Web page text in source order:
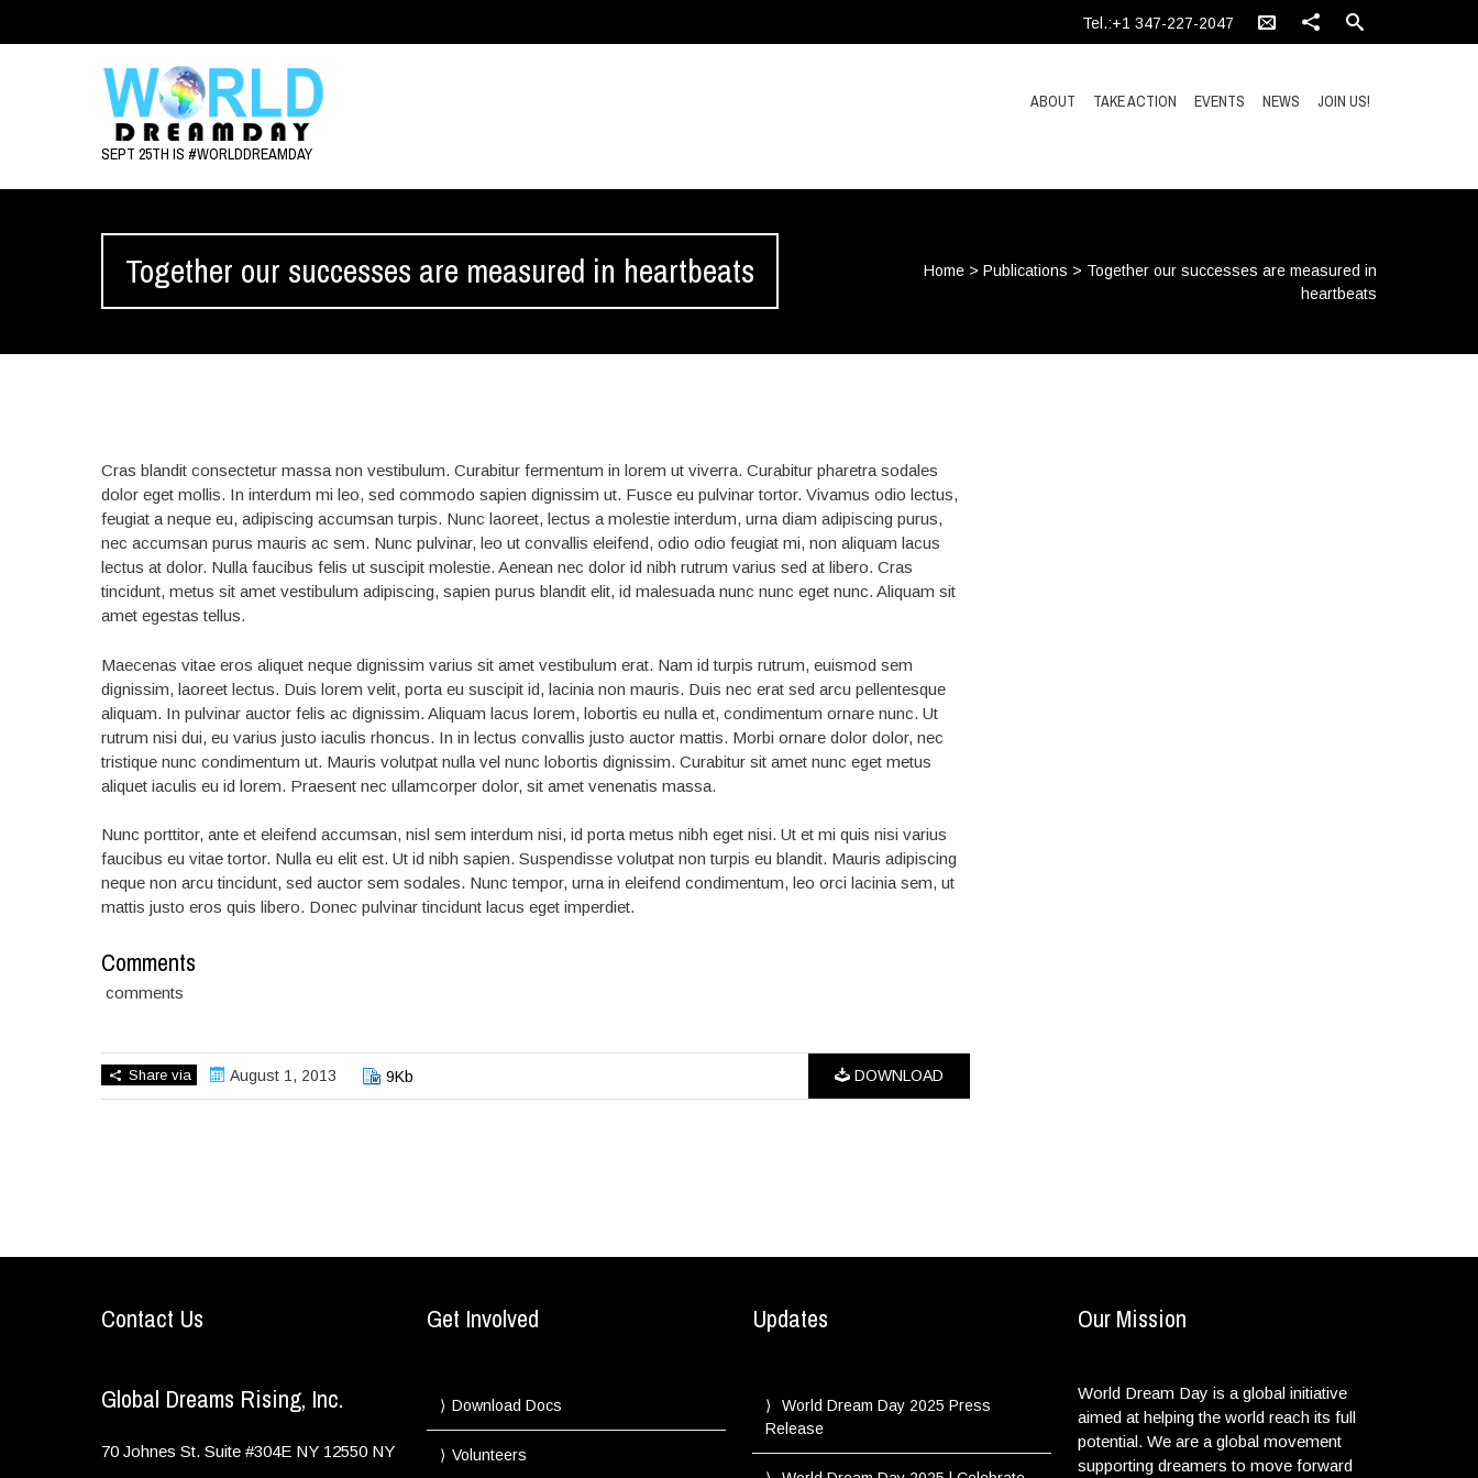
Tel.:+1 347-227-2047
SEPT 25TH IS #WORLDDREAMDAY
ABOUT TAKE ACTION EVENTS NEWS JOIN US!
Together our successes are measured in heartbeats Home >Publications > Together our successes are measured in
heartbeats
Cras blandit consectetur massa non vestibulum. Curabitur fermentum in lorem ut viverra. Curabitur pharetra sodales
dolor eget mollis. In interdum mi leo, sed commodo sapien dignissim ut. Fusce eu pulvinar tortor. Vivamus odio lectus,
feugiat a neque eu, adipiscing accumsan turpis. Nunc laoreet, lectus a molestie interdum, urna diam adipiscing purus,
nec accumsan purus mauris ac sem. Nunc pulvinar, leo ut convallis eleifend, odio odio feugiat mi, non aliquam lacus
lectus at dolor. Nulla faucibus felis ut suscipit molestie. Aenean nec dolor id nibh rutrum varius sed at libero. Cras
tincidunt, metus sit amet vestibulum adipiscing, sapien purus blandit elit, id malesuada nunc nunc eget nunc. Aliquam sit
amet egestas tellus.
Maecenas vitae eros aliquet neque dignissim varius sit amet vestibulum erat. Nam id turpis rutrum, euismod sem
dignissim, laoreet lectus. Duis lorem velit, porta eu suscipit id, lacinia non mauris. Duis nec erat sed arcu pellentesque
aliquam. In pulvinar auctor felis ac dignissim. Aliquam lacus lorem, lobortis eu nulla et, condimentum ornare nunc. Ut
rutrum nisi dui, eu varius justo iaculis rhoncus. In in lectus convallis justo auctor mattis. Morbi ornare dolor dolor, nec
tristique nunc condimentum ut. Mauris volutpat nulla vel nunc lobortis dignissim. Curabitur sit amet nunc eget metus
aliquet iaculis eu id lorem. Praesent nec ullamcorper dolor, sit amet venenatis massa.
Nunc porttitor, ante et eleifend accumsan, nisl sem interdum nisi, id porta metus nibh eget nisi. Ut et mi quis nisi varius
faucibus eu vitae tortor. Nulla eu elit est. Ut id nibh sapien. Suspendisse volutpat non turpis eu blandit. Mauris adipiscing
neque non arcu tincidunt, sed auctor sem sodales. Nunc tempor, urna in eleifend condimentum, leo orci lacinia sem, ut
mattis justo eros quis libero. Donec pulvinar tincidunt lacus eget imperdiet.
Comments
comments
Share via August 1, 2013 9Kb DOWNLOAD
Contact Us
Global Dreams Rising, Inc.
70 Johnes St. Suite #304E NY 12550 NY
Get Involved
Download Docs
Volunteers
Updates
World Dream Day 2025 Press
Release
Our Mission
World Dream Day is a global initiative
aimed at helping the world reach its full
potential. We are a global movement
supporting dreamers to move forward